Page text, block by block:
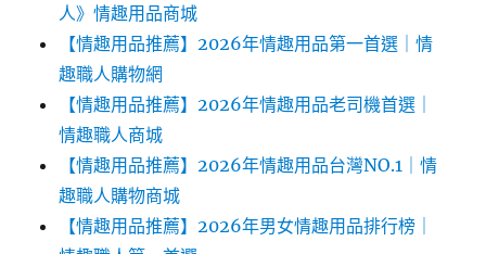
人》情趣用品商城
【情趣用品推薦】2026年情趣用品第一首選｜情
趣職人購物網
【情趣用品推薦】2026年情趣用品老司機首選｜
情趣職人商城
【情趣用品推薦】2026年情趣用品台灣NO.1｜情
趣職人購物商城
【情趣用品推薦】2026年男女情趣用品排行榜｜